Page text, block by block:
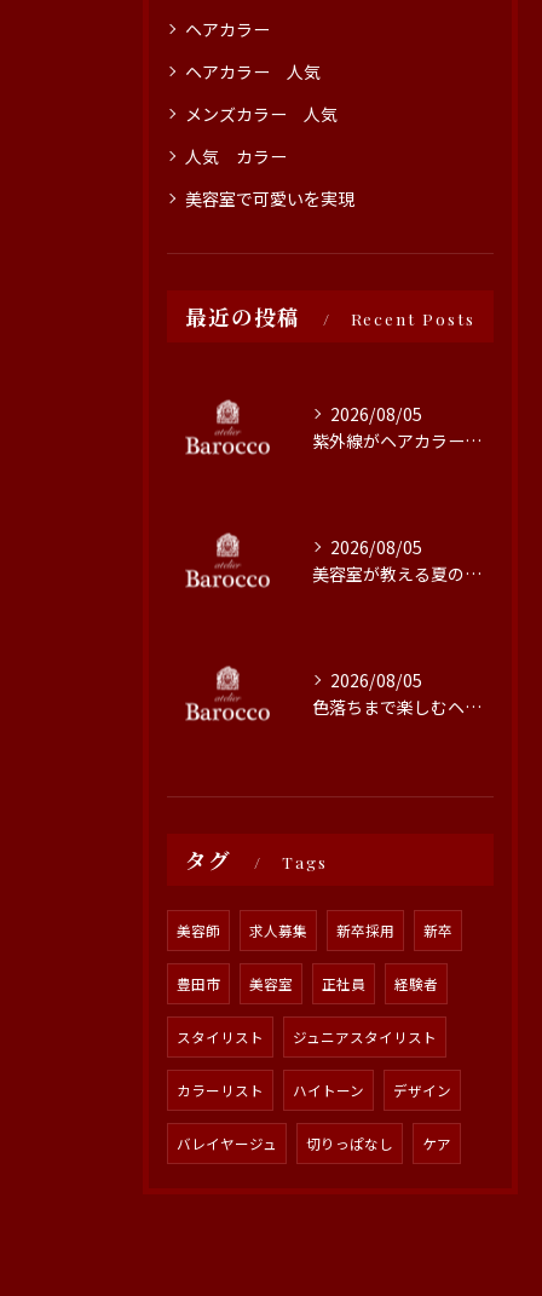
ヘアカラー
ヘアカラー 人気
メンズカラー 人気
人気 カラー
美容室で可愛いを実現
最近の投稿 Recent Posts
2026/08/05
紫外線がヘアカラーに与える影響と対策
2026/08/05
美容室が教える夏の最旬ヘアカラー技術
2026/08/05
色落ちまで楽しむヘアカラーの秘訣
タグ Tags
美容師 求人募集 新卒採用 新卒
豊田市 美容室 正社員 経験者
スタイリスト ジュニアスタイリスト
カラーリスト ハイトーン デザイン
バレイヤージュ 切りっぱなし ケア